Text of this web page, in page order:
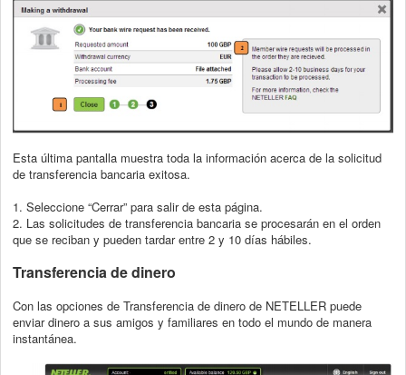
Esta última pantalla muestra toda la información acerca de la solicitud
de transferencia bancaria exitosa.
1. Seleccione “Cerrar” para salir de esta página.
2. Las solicitudes de transferencia bancaria se procesarán en el orden
que se reciban y pueden tardar entre 2 y 10 días hábiles.
Transferencia de dinero
Con las opciones de Transferencia de dinero de NETELLER puede
enviar dinero a sus amigos y familiares en todo el mundo de manera
instantánea.